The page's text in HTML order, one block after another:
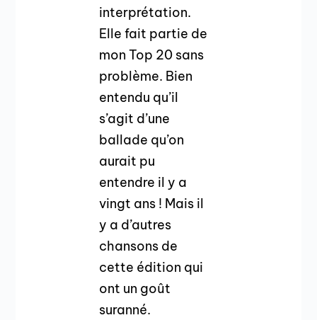
interprétation.
Elle fait partie de
mon Top 20 sans
problème. Bien
entendu qu’il
s’agit d’une
ballade qu’on
aurait pu
entendre il y a
vingt ans ! Mais il
y a d’autres
chansons de
cette édition qui
ont un goût
suranné.